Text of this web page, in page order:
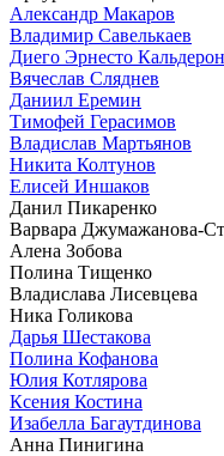
Александр Макаров
Владимир Савелькаев
Диего Эрнесто
Вячеслав Сляднев
Даниил Еремин
Тимофей Герасимов
Владислав Мартьянов
Никита Колтунов
Елисей Иншаков
Данил Пикаренко
Варвара Джумажанова-
Алена Зобова
Полина Тищенко
Владислава Лисевцева
Ника Голикова
Дарья Шестакова
Полина Кофанова
Юлия Котлярова
Ксения Костина
Изабелла Багаутдинова
Анна Пинигина